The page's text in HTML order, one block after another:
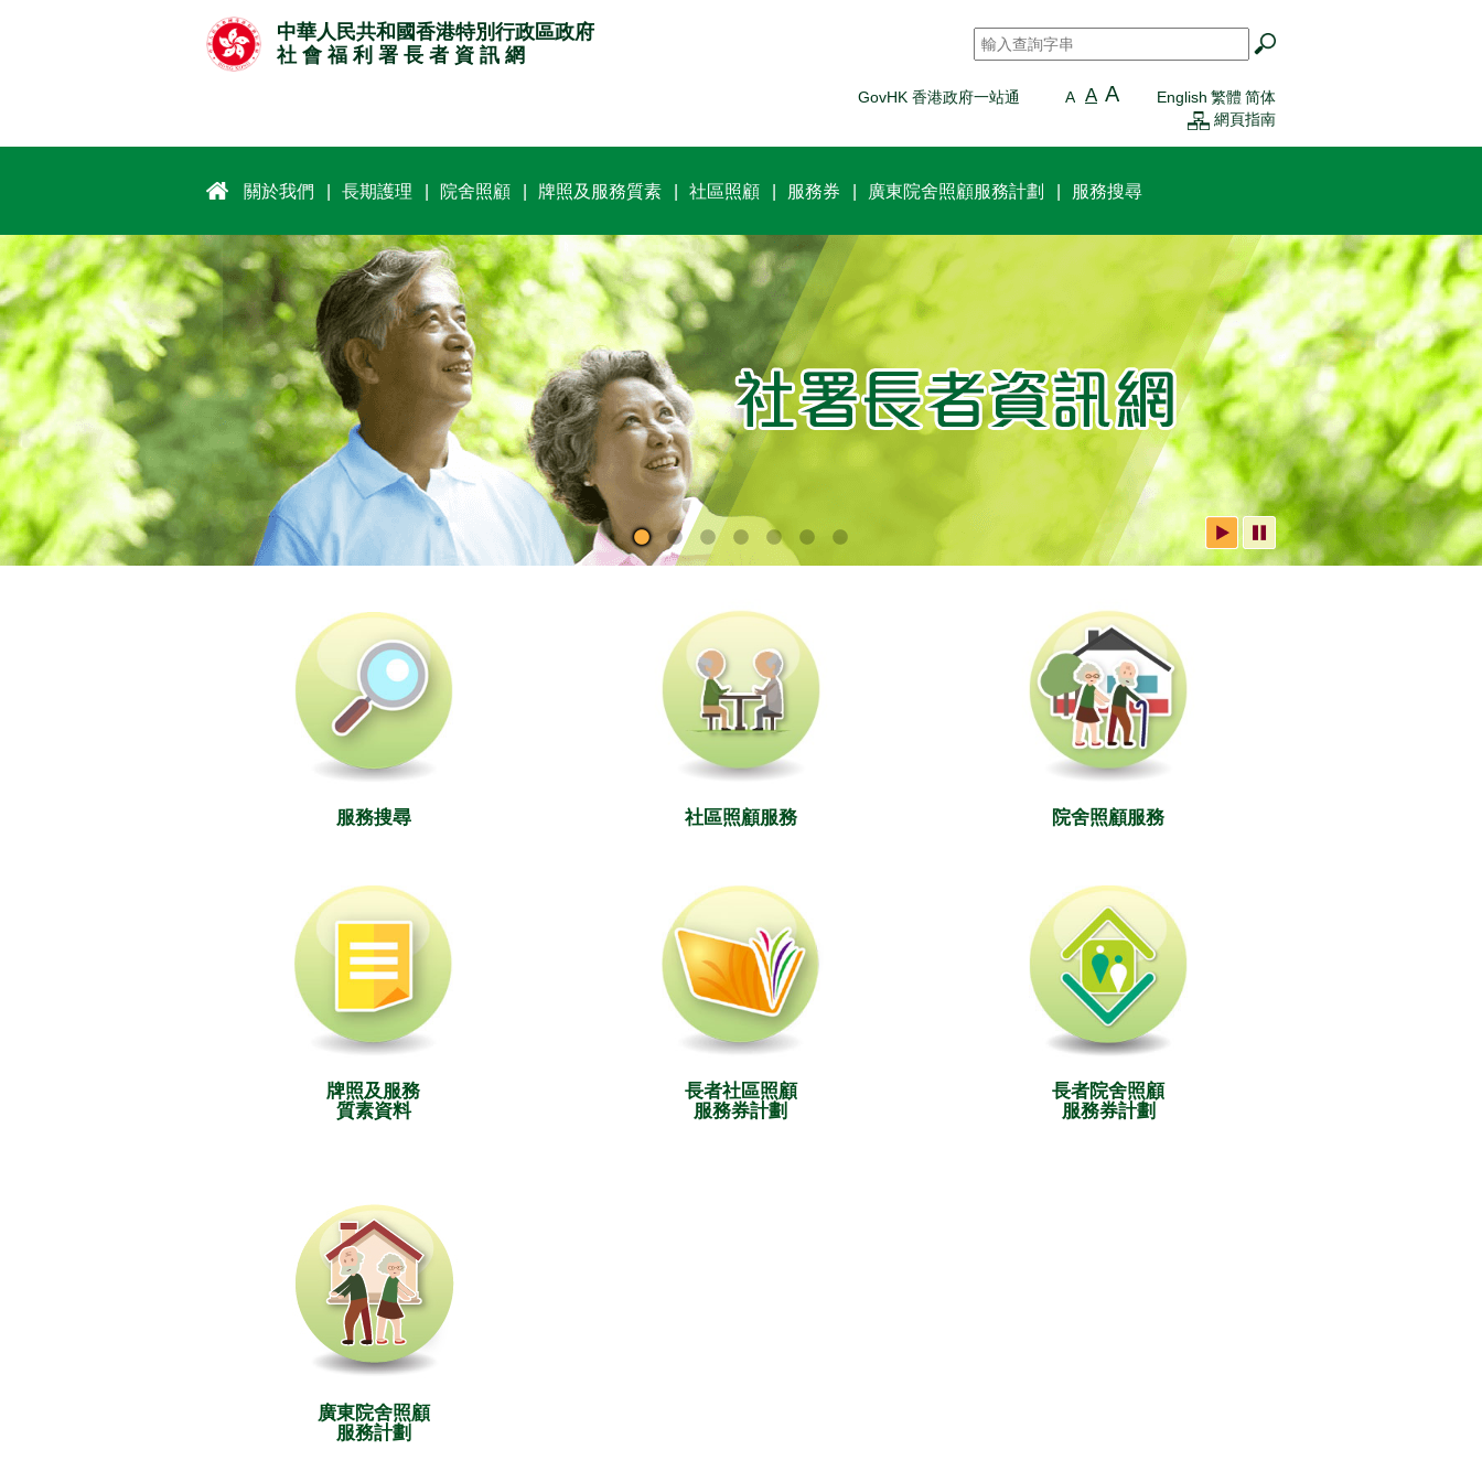
中華人民共和國香港特別行政區政府
社 會 福 利 署 長 者 資 訊 網
搜尋 *
GovHK 香港政府一站通 A A A English 繁體 简体
網頁指南
關於我們 長期護理 院舍照顧 牌照及服務質素 社區照顧 服務券 廣東院舍照顧服務計劃 服務搜尋
服務搜尋 社區照顧服務 院舍照顧服務
牌照及服務
質素資料
長者社區照顧
服務券計劃
長者院舍照顧
服務券計劃
廣東院舍照顧
服務計劃